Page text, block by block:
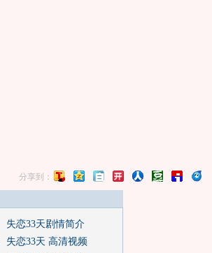
分享到：
失恋33天剧情简介
失恋33天 高清视频